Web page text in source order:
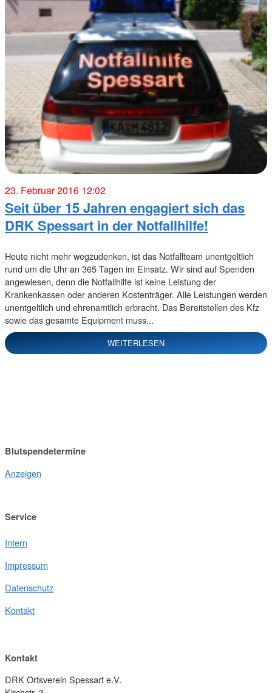
23. Februar 2016 12:02
Seit über 15 Jahren engagiert sich das
DRK Spessart in der Notfallhilfe!
Heute nicht mehr wegzudenken, ist das Notfallteam unentgeltlich
rund um die Uhr an 365 Tagen im Einsatz. Wir sind auf Spenden
angewiesen, denn die Notfallhilfe ist keine Leistung der
Krankenkassen oder anderen Kostenträger. Alle Leistungen werden
unentgeltlich und ehrenamtlich erbracht. Das Bereitstellen des Kfz
sowie das gesamte Equipment muss...
WEITERLESEN
Blutspendetermine
Anzeigen
Service
Intern
Impressum
Datenschutz
Kontakt
Kontakt
DRK Ortsverein Spessart e.V.